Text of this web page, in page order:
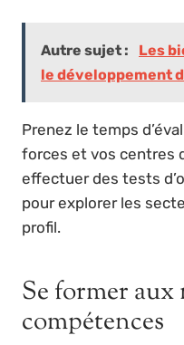
Autre sujet :
Les
le développement
Prenez le temps
forces et vos centres
effectuer des tests
pour explorer les
profil.
Se former aux
compétences